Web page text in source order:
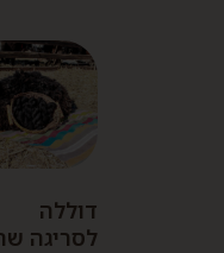
דוללה
לסריגה